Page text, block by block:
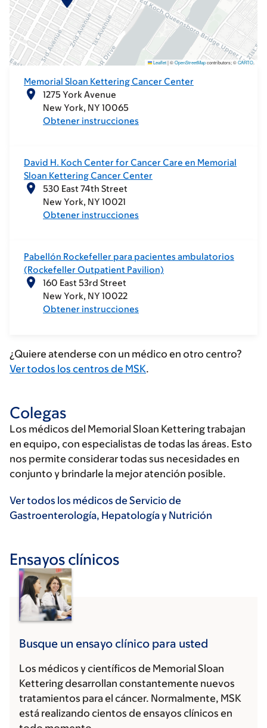
Memorial Sloan Kettering Cancer Center
1275 York Avenue
New York NY 10065
Obtener instrucciones
David H. Koch Center for Cancer Care en Memorial
Sloan Kettering Cancer Center
530 East 74th Street
New York NY 10021
Obtener instrucciones
Pabellón Rockefeller para pacientes ambulatorios
(Rockefeller Outpatient Pavilion)
160 East 53rd Street
New York NY 10022
Obtener instrucciones
Leaflet|©OpenStreetMapcontributors; ©CARTO.
¿Quiere atenderse con un médico en otro centro?
Ver todos los centros de MSK.
Colegas
Los médicos del Memorial Sloan Kettering trabajan
en equipo, con especialistas de todas las áreas. Esto
nos permite considerar todas sus necesidades en
conjunto y brindarle la mejor atención posible.
Ver todos los médicos de Servicio de
Gastroenterología, Hepatología y Nutrición
Ensayos clínicos
Busque un ensayo clínico para usted
Los médicos y científicos de Memorial Sloan
Kettering desarrollan constantemente nuevos
tratamientos para el cáncer. Normalmente, MSK
está realizando cientos de ensayos clínicos en